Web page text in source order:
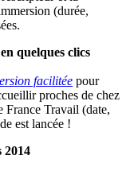
(durée,
quelques clics
facilitée pour
proches de chez
France Travail (date,
est lancée !
2014